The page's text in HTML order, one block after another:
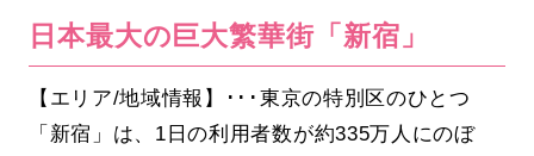
日本最大の巨大繁華街「新宿」
【エリア/地域情報】･･･東京の特別区のひとつ
「新宿」は、1日の利用者数が約335万人にのぼ